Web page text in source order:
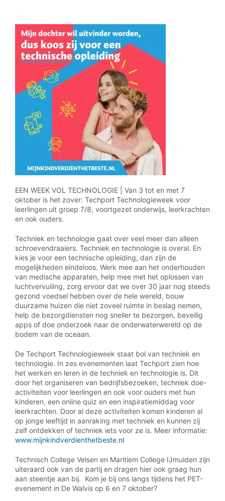
EEN WEEK VOL TECHNOLOGIE | Van 3 tot en met 7
oktober is het zover: Techport Technologieweek voor
leerlingen uit groep 7/8, voortgezet onderwijs, leerkrachten
en ook ouders.
Techniek en technologie gaat over veel meer dan alleen
schroevendraaiers. Techniek en technologie is overal. En
kies je voor een technische opleiding, dan zijn de
mogelijkheden eindeloos. Werk mee aan het onderhouden
van medische apparaten, help mee met het oplossen van
luchtvervuiling, zorg ervoor dat we over 30 jaar nog steeds
gezond voedsel hebben over de hele wereld, bouw
duurzame huizen die niet zoveel ruimte in beslag nemen,
help de bezorgdiensten nog sneller te bezorgen, beveilig
apps of doe onderzoek naar de onderwaterwereld op de
bodem van de oceaan.
De Techport Technologieweek staat bol van techniek en
technologie. In zes evenementen laat Techport zien hoe
het werken en leren in de techniek en technologie is. Dit
door het organiseren van bedrijfsbezoeken, techniek doe-
activiteiten voor leerlingen en ook voor ouders met hun
kinderen, een online quiz en een inspiratiemiddag voor
leerkrachten. Door al deze activiteiten komen kinderen al
op jonge leeftijd in aanraking met techniek en kunnen zij
zelf ontdekken of techniek iets voor ze is. Meer informatie:
www.mijnkindverdienthetbeste.nl
Technisch College Velsen en Maritiem College IJmuiden zijn
uiteraard ook van de partij en dragen hier ook graag hun
aan steentje aan bij. Kom je bij ons langs tijdens het PET-
evenement in De Walvis op 6 en 7 oktober?